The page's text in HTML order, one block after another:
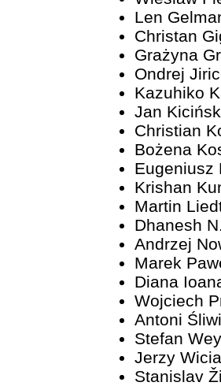
Len
Christan
Grażyna
Ondrej
Kazuhiko
Jan
Christian
Bożena
Eugeniusz
Krishan
Martin
Dhanesh
Andrzej
Marek
Diana
Wojciech
Antoni
Stefan
Jerzy
Stanislav